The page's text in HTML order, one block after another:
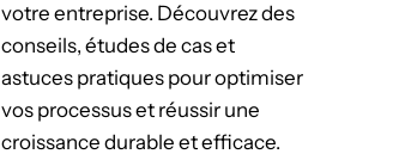
votre entreprise. Découvrez des
conseils, études de cas et
astuces pratiques pour optimiser
vos processus et réussir une
croissance durable et efficace.